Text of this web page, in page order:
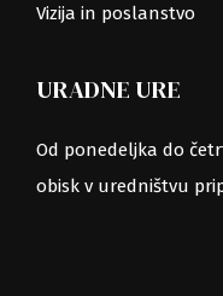
Vizija in poslanstvo
URADNE URE
Od ponedeljka do
obisk v uredništvu